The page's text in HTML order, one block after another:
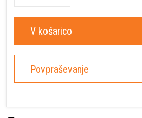
V košarico
Povpraševanje